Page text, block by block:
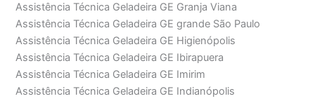
Assistência Técnica Geladeira GE Granja Viana
Assistência Técnica Geladeira GE grande São Paulo
Assistência Técnica Geladeira GE Higienópolis
Assistência Técnica Geladeira GE Ibirapuera
Assistência Técnica Geladeira GE Imirim
Assistência Técnica Geladeira GE Indianópolis